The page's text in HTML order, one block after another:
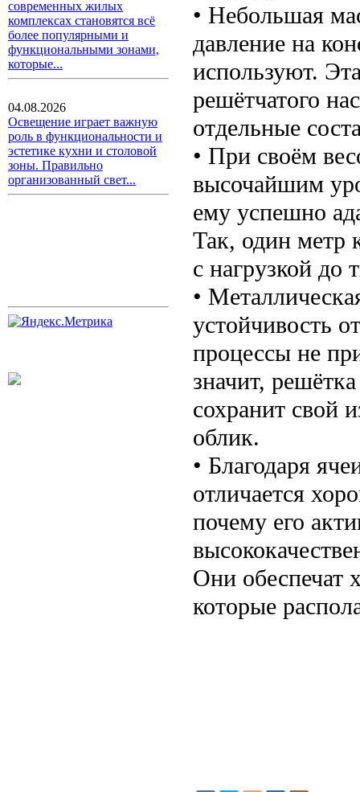
современных жилых
комплексах становятся всё
более популярными и
функциональными зонами,
которые...
04.08.2026
Освещение играет важную
роль в функциональности и
эстетике кухни и столовой
зоны. Правильно
организованный свет...
• Небольшая
давление на
используют.
решётчатого
отдельные
• При своём
высочайшим
ему успешно
Так, один метр
с нагрузкой до
•
устойчивость
процессы не
значит,
сохранит свой
облик.
• Благодаря
отличается
почему его
Они обеспечат
которые